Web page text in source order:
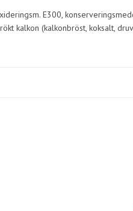
E300,
kalkon (kalkonbröst, koksalt,